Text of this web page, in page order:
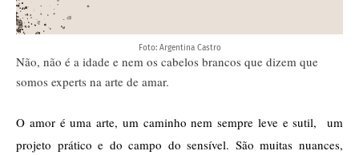
Foto: Argentina Castro
Não, não é a idade e nem os cabelos brancos que dizem que
somos experts na arte de amar.
O amor é uma arte, um caminho nem sempre leve e sutil,  um
projeto prático e do campo do sensível. São muitas nuances,